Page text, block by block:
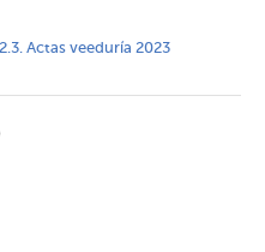
Actas veeduría 2023